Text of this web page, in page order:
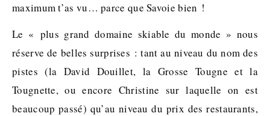
maximum t’as vu… parce que Savoie bien !
Le « plus grand domaine skiable du monde » nous
réserve de belles surprises : tant au niveau du nom des
pistes (la David Douillet, la Grosse Tougne et la
Tougnette, ou encore Christine sur laquelle on est
beaucoup passé) qu’au niveau du prix des restaurants,